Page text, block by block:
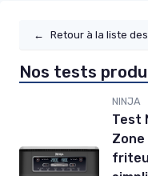
← Retour à la liste
Nos tests
NINJA
Test